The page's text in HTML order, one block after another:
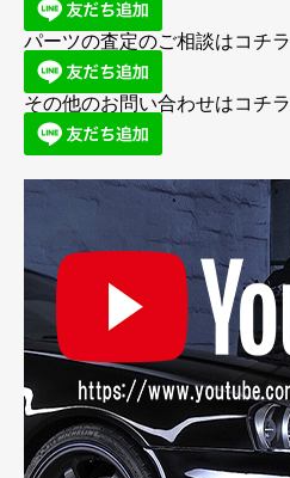
パーツの査定のご相談はコチラ
その他のお問い合わせはコチラ